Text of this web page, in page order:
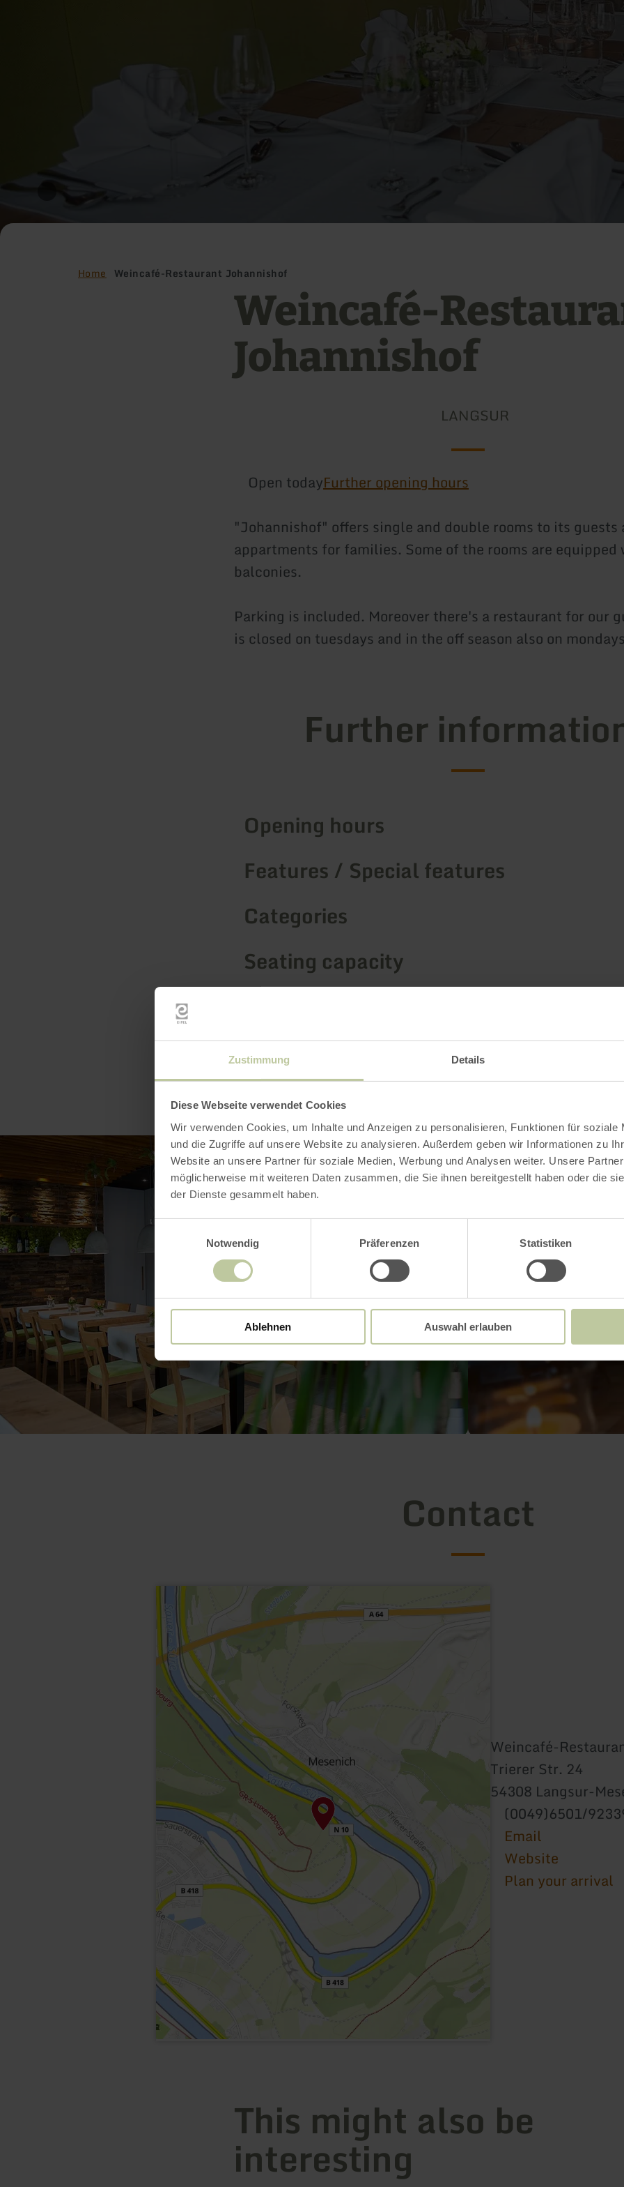
Zustimmung Details
Diese Webseite verwendet Cookies
Wir verwenden Cookies, um Inhalte und Anzeigen zu personalisieren, Funktionen für soziale
und die Zugriffe auf unsere Website zu analysieren. Außerdem geben wir Informationen zu
Website an unsere Partner für soziale Medien, Werbung und Analysen weiter. Unsere
möglicherweise mit weiteren Daten zusammen, die Sie ihnen bereitgestellt haben oder die
der Dienste gesammelt haben.
Notwendig
Präferenzen Statistiken
Ablehnen Auswahl erlauben
Home Weincafé-Restaurant Johannishof
Weincafé-
Johannishof
LANGSUR
Open todayFurther opening hours
"Johannishof" offers single and double rooms to its guests
appartments for families. Some of the rooms are equipped
balconies.
Parking is included. Moreover there's a restaurant for our
is closed on tuesdays and in the off season also on
Further
Opening hours
Features / Special features
Categories
Seating capacity
Impressions
Contact
Weincafé-
Trierer Str. 24
54308 Langsur-
(0049)6501/
Email
Website
Plan your arrival
This might also be
interesting